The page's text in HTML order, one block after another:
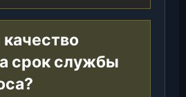
срок службы